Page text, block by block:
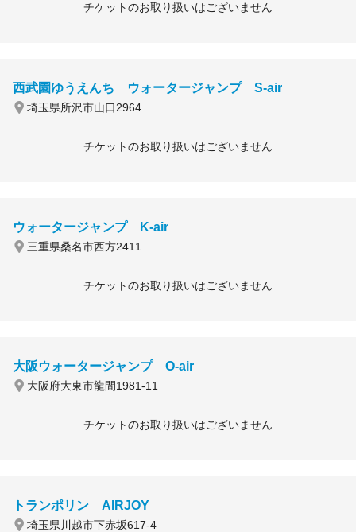
チケットのお取り扱いはございません
西武園ゆうえんち ウォータージャンプ S-air
埼玉県所沢市山口2964
チケットのお取り扱いはございません
ウォータージャンプ K-air
三重県桑名市西方2411
チケットのお取り扱いはございません
大阪ウォータージャンプ O-air
大阪府大東市龍間1981-11
チケットのお取り扱いはございません
トランポリン AIRJOY
埼玉県川越市下赤坂617-4